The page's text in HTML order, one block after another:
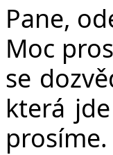
Pane,
Moc
se
která
prosíme.